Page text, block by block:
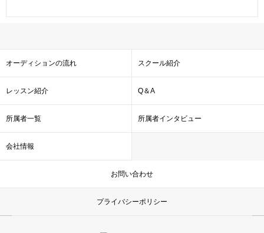
オーディションの流れ スクール紹介
レッスン紹介 Q＆A
所属者一覧 所属者インタビュー
会社情報
お問い合わせ
プライバシーポリシー